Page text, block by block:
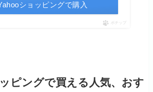
ショッピングで購入
ポチップ
ピングで買える人気、おす